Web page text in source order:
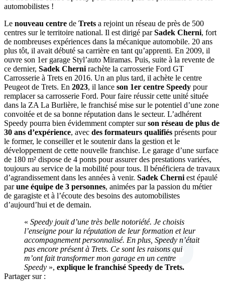
automobilistes !
Le nouveau centre de Trets a rejoint un réseau de près de 500
centres sur le territoire national. Il est dirigé parSadek Cherni, fort
de nombreuses expériences dans la mécanique automobile. 20 ans
plus tôt, il avait débuté sa carrière en tant qu’apprenti. En 2009, il
ouvre son 1er garage Styl’auto Miramas. Puis, suite à la revente de
ce dernier, Sadek Cherni rachète la carrosserie Ford GT
Carrosserie à Trets en 2016. Un an plus tard, il achète le centre
Peugeot de Trets. En 2023, il lance son 1er centre Speedy pour
remplacer sa carrosserie Ford. Pour faire réussir cette unité située
dans la ZA La Burlière, le franchisé mise sur le potentiel d’une zone
convoitée et de sa bonne réputation dans le secteur. L’adhérent
Speedy pourra bien évidemment compter surson réseau de plus de
30 ans d’expérience, avec des formateurs qualifiés présents pour
le former, le conseiller et le soutenir dans la gestion et le
développement de cette nouvelle franchise. Le garage d’une surface
de 180 m² dispose de 4 ponts pour assurer des prestations variées,
toujours au service de la mobilité pour tous. Il bénéficiera de travaux
d’agrandissement dans les années à venir. Sadek Cherni est épaulé
parune équipe de 3 personnes, animées par la passion du métier
de garagiste et à l’écoute des besoins des automobilistes
d’aujourd’hui et de demain.
« Speedy jouit d’une très belle notoriété. Je choisis
l’enseigne pour la réputation de leur formation et leur
accompagnement personnalisé. En plus, Speedy n’était
pas encore présent à Trets. Ce sont les raisons qui
m’ont fait transformer mon garage en un centre
Speedy », explique le franchisé Speedy de Trets.
Partager sur :